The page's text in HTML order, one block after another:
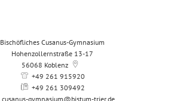
Bischöfliches Cusanus-Gymnasium
Hohenzollernstraße 13-17
56068 Koblenz
+49 261 915920
+49 261 309492
cusanus-gymnasium@bistum-trier.de